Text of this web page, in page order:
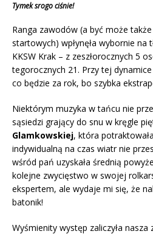
Tymek srogo ciśnie!
Ranga zawodów (a być może
startowych) wpłynęła wybornie na
KKSW Krak – z zeszłorocznych 5
tegorocznych 21. Przy tej
co będzie za rok, bo szybka
Niektórym muzyka w tańcu nie
sąsiedzi grający do snu w kręgle
Glamkowskiej, która
indywidualną na czas wiatr nie
wśród pań uzyskała średnią
kolejne zwycięstwo w swojej
ekspertem, ale wydaje mi się, że
batonik!
Wyśmienity występ zaliczyła nasza